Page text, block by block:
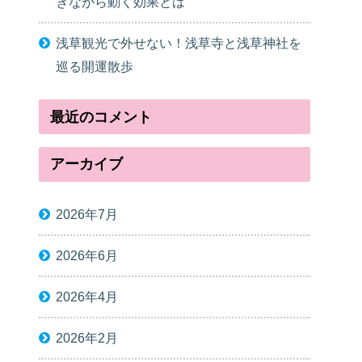
浅草観光で外せない！浅草寺と浅草神社を
巡る開運散歩
最近のコメント
アーカイブ
2026年7月
2026年6月
2026年4月
2026年2月